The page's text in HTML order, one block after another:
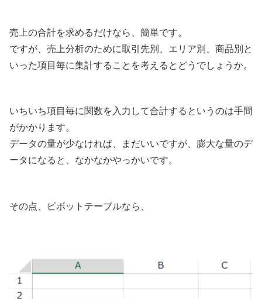
売上の合計を求めるだけなら、簡単です。
ですが、売上分析のために取引先別、エリア別、商品別と
いった項目毎に集計することを考えるとどうでしょうか。
いちいち項目毎に関数を入力して合計するというのは手間
がかかります。
データの量が少なければ、まだいいですが、膨大な量のデ
ータになると、なかなかやっかいです。
その点、ピボットテーブルなら、